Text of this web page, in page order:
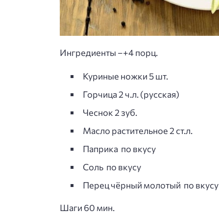
Ингредиенты –+4 порц.
Куриные ножки 5 шт.
Горчица 2 ч.л. (русская)
Чеснок 2 зуб.
Масло растительное 2 ст.л.
Паприка по вкусу
Соль по вкусу
Перец чёрный молотый по вкусу
Шаги 60 мин.